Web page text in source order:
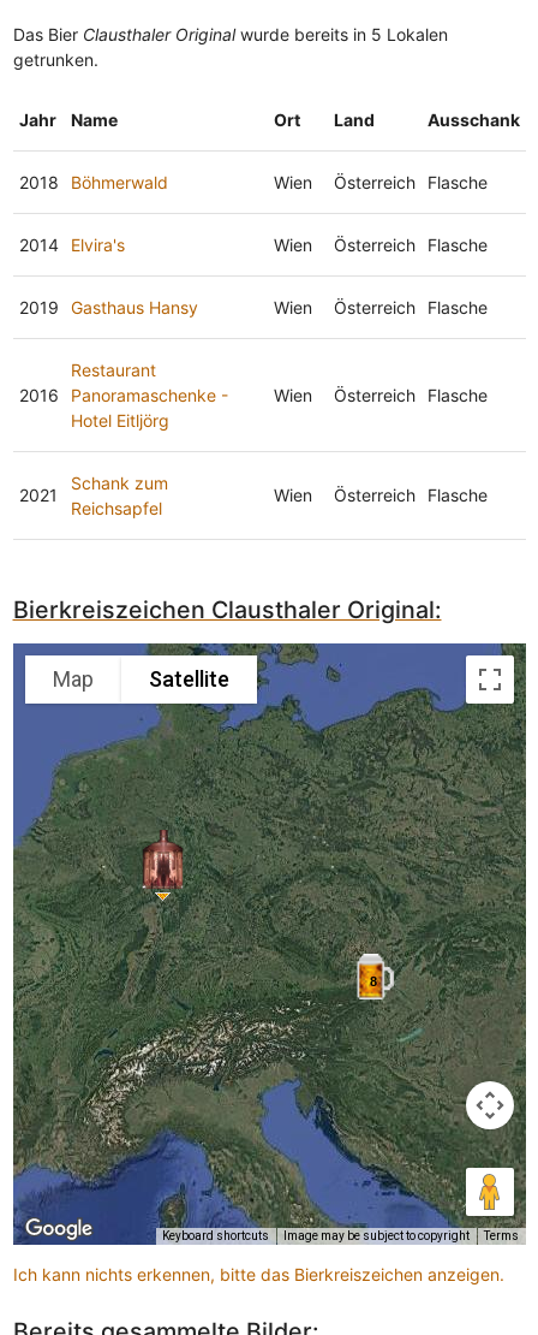
Das Bier Clausthaler Originalwurde bereits in 5 Lokalen
getrunken.
Jahr Name Ort Land Ausschank
2018 Böhmerwald Wien Österreich Flasche
2014 Elvira's Wien Österreich Flasche
2019 Gasthaus Hansy Wien Österreich Flasche
2016
Restaurant
Panoramaschenke -
Hotel Eitljörg
Wien Österreich Flasche
2021
Schank zum
Reichsapfel
Wien Österreich Flasche
Bierkreiszeichen Clausthaler Original:
8
Map Satellite
Keyboard shortcuts Image may be subject to copyright Terms
Ich kann nichts erkennen, bitte das Bierkreiszeichen anzeigen.